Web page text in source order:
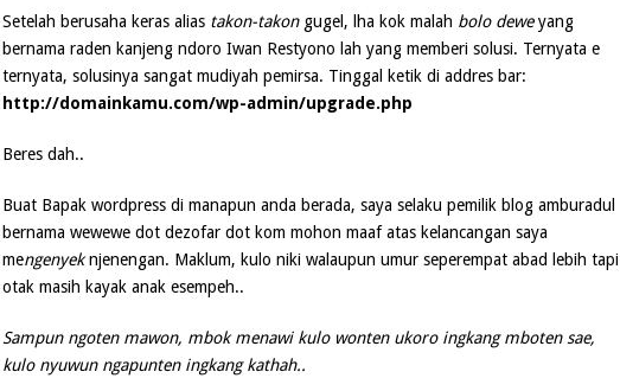
Setelah berusaha keras alias takon-takongugel, lha kok malah bolo deweyang
bernama raden kanjeng ndoro Iwan Restyono lah yang memberi solusi. Ternyata e
ternyata, solusinya sangat mudiyah pemirsa. Tinggal ketik di addres bar:
http://domainkamu.com/wp-admin/upgrade.php
Beres dah..
Buat Bapak wordpress di manapun anda berada, saya selaku pemilik blog amburadul
bernama wewewe dot dezofar dot kom mohon maaf atas kelancangan saya
mengenyeknjenengan. Maklum, kulo niki walaupun umur seperempat abad lebih tapi
otak masih kayak anak esempeh..
Sampun ngoten mawon, mbok menawi kulo wonten ukoro ingkang mboten sae,
kulo nyuwun ngapunten ingkang kathah..